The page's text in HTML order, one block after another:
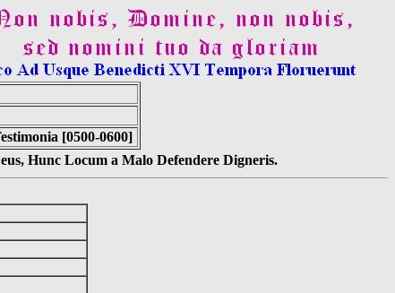
[0500-0600]
Hunc Locum a Malo Defendere Digneris.